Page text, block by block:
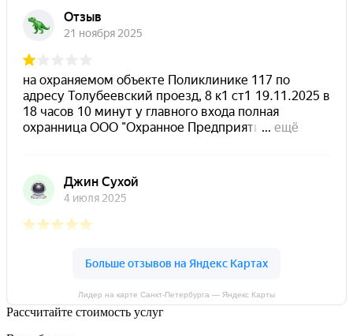
Лидер на карте Санкт‑Петербурга — Яндекс Карты
Расcчитайте стоимость услуг